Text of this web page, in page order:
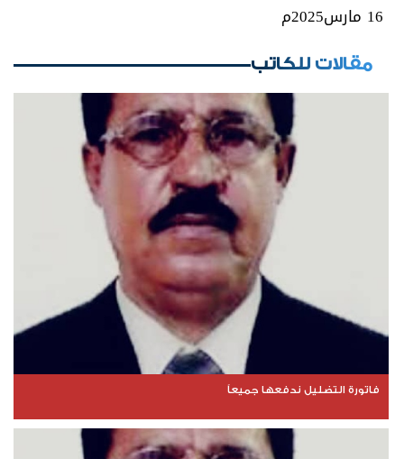
16 مارس2025م
مقالات للكاتب
فاتورة التضليل ندفعها جميعاً